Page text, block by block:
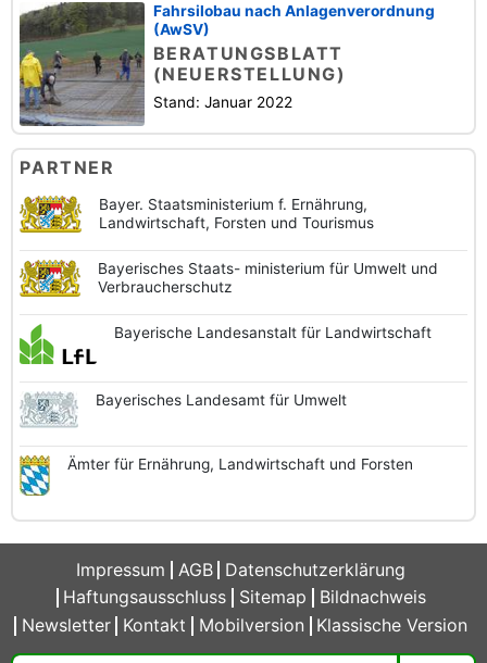
Fahrsilobau nach Anlagenverordnung
(AwSV)
BERATUNGSBLATT
(NEUERSTELLUNG)
Stand: Januar 2022
PARTNER
Bayer. Staatsministerium f. Ernährung,
Landwirtschaft, Forsten und Tourismus
Bayerisches Staats- ministerium für Umwelt und
Verbraucherschutz
Bayerische Landesanstaltfür Landwirtschaft
Bayerisches Landesamtfür Umwelt
Ämter für Ernährung, Landwirtschaft und Forsten
Impressum AGB
Datenschutzerklärung
Haftungsausschluss
Sitemap
Bildnachweis
Newsletter
Kontakt Mobilversion Klassische Version